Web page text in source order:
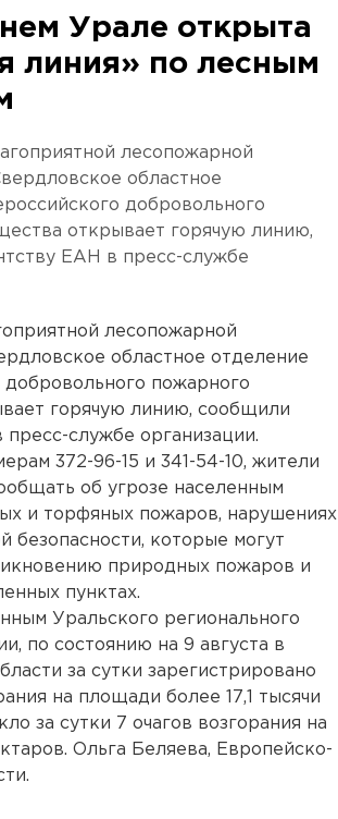
Урале открыта
линия» по лесным
лесопожарной
областное
добровольного
открывает горячую линию,
ЕАН в пресс-службе
лесопожарной
областное отделение
добровольного пожарного
горячую линию, сообщили
службе организации.
372-96-15 и 341-54-10, жители
об угрозе населенным
и торфяных пожаров, нарушениях
безопасности, которые могут
природных пожаров и
пунктах.
Уральского регионального
по состоянию на 9 августа в
за сутки зарегистрировано
на площади более 17,1 тысячи
за сутки 7 очагов возгорания на
Ольга Беляева, Европейско-